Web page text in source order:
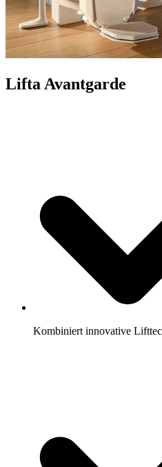
Lifta Avantgarde
Kombiniert innovative